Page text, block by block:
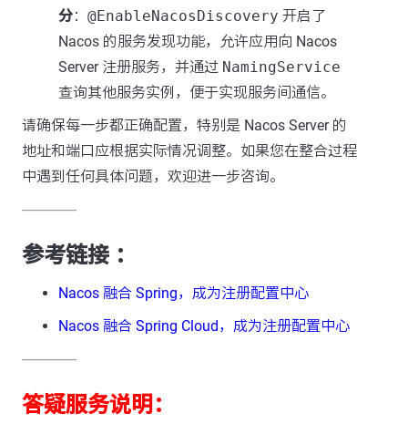
分： @EnableNacosDiscovery 开启了
Nacos 的服务发现功能，允许应用向 Nacos
Server 注册服务，并通过 NamingService
查询其他服务实例，便于实现服务间通信。
请确保每一步都正确配置，特别是 Nacos Server 的
地址和端口应根据实际情况调整。如果您在整合过程
中遇到任何具体问题，欢迎进一步咨询。
---------------
参考链接 ：
Nacos 融合 Spring，成为注册配置中心
Nacos 融合 Spring Cloud，成为注册配置中心
---------------
答疑服务说明：